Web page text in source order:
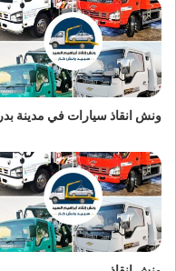
ونش انقاذ سيارات في مدينة بدر